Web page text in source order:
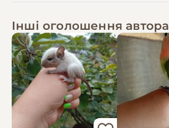
Інші оголошення автора